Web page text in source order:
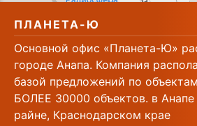
ПЛАНЕТА-Ю
Основной офис «Планета-Ю»
городе Анапа. Компания
базой предложений по
БОЛЕЕ 30000 объектов. в
райне, Краснодарском крае